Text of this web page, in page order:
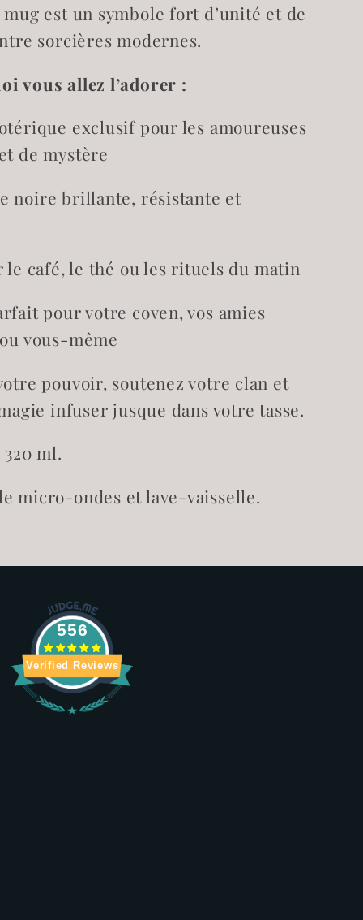
est un symbole fort d’unité et de
sorcières modernes.
vous allez l’adorer :
exclusif pour les amoureuses
de mystère
noire brillante, résistante et
le café, le thé ou les rituels du matin
pour votre coven, vos amies
vous-même
pouvoir, soutenez votre clan et
infuser jusque dans votre tasse.
ml.
micro-ondes et lave-vaisselle.
556
Verified Reviews